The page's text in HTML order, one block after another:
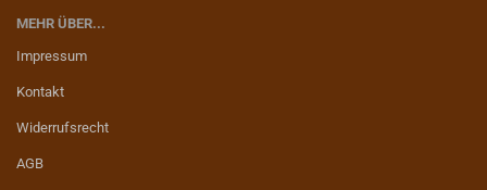
MEHR ÜBER...
Impressum
Kontakt
Widerrufsrecht
AGB